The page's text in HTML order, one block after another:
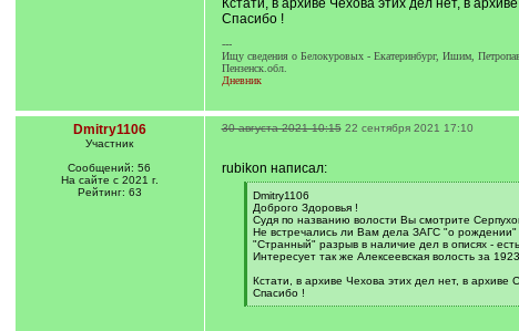
Кстати, в архиве Чехова этих дел нет, в
Спасибо !
---
Ищу сведения о Белокуровых - Екатеринбург, Ишим,
Пензенск.обл.
Дневник
Dmitry1106
Участник
Сообщений: 56
На сайте с 2021 г.
Рейтинг: 63
30 августа 2021 10:15 22 сентября 2021 17:10
rubikon написал:
[
q
]
Dmitry1106
Доброго Здоровья !
Судя по названию волости Вы смотрите
Не встречались ли Вам дела ЗАГС "о рождении"
"Странный" разрыв в наличие дел в описях -
Интересует так же Алексеевская волость за
Кстати, в архиве Чехова этих дел нет, в архиве
Спасибо !
[